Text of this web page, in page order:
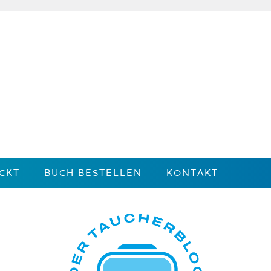
BUCH BESTELLEN KONTAKT